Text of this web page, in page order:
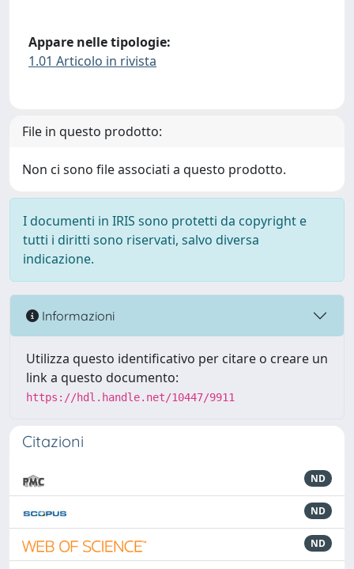
Appare nelle tipologie:
1.01 Articolo in rivista
File in questo prodotto:
Non ci sono file associati a questo prodotto.
I documenti in IRIS sono protetti da copyright e
tutti i diritti sono riservati, salvo diversa
indicazione.
Informazioni
Utilizza questo identificativo per citare o creare un
link a questo documento:
https://hdl.handle.net/10447/9911
Citazioni
ND
ND
ND